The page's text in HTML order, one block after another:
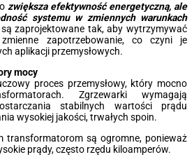
zwiększa efektywność energetyczną, ale
systemu w zmiennych warunkach
zaprojektowane tak, aby wytrzymywać
zapotrzebowanie, co czyni je
aplikacji przemysłowych.
mocy
proces przemysłowy, który mocno
Zgrzewarki wymagają
stabilnych wartości prądu
wysokiej jakości, trwałych spoin.
transformatorom są ogromne, ponieważ
prądy, często rzędu kiloamperów.